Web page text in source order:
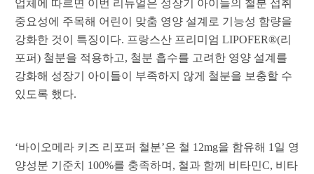
업체에 따르면 이번 리뉴얼은 성장기 아이들의 철분 섭취
중요성에 주목해 어린이 맞춤 영양 설계로 기능성 함량을
강화한 것이 특징이다. 프랑스산 프리미엄 LIPOFER®(리
포퍼) 철분을 적용하고, 철분 흡수를 고려한 영양 설계를
강화해 성장기 아이들이 부족하지 않게 철분을 보충할 수
있도록 했다.
‘바이오메라 키즈 리포퍼 철분’은 철 12mg을 함유해 1일 영
양성분 기준치 100%를 충족하며, 철과 함께 비타민C, 비타